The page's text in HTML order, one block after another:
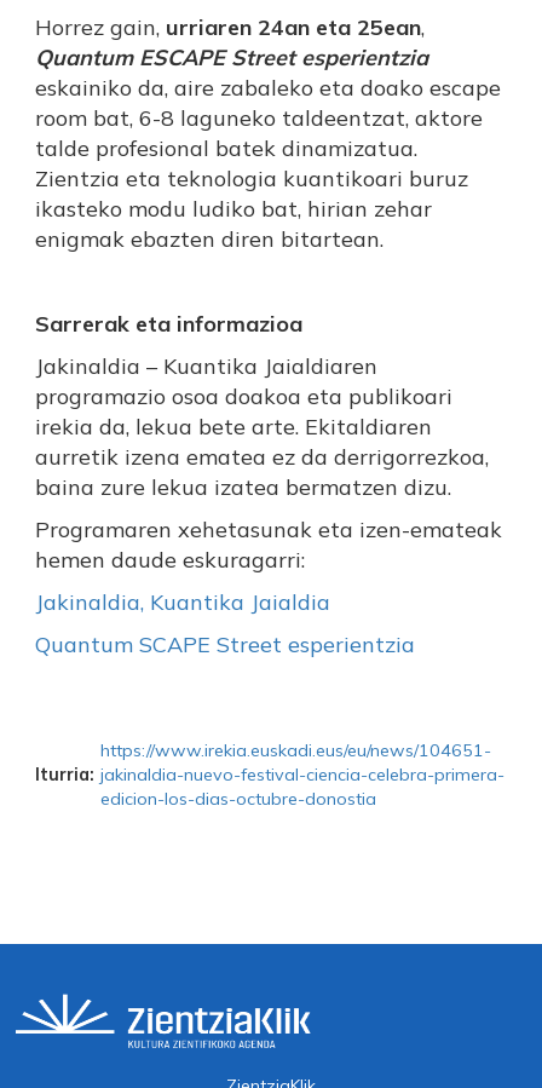
Horrez gain, urriaren 24an eta 25ean,
Quantum ESCAPE Street esperientzia
eskainiko da, aire zabaleko eta doako escape
room bat, 6-8 laguneko taldeentzat, aktore
talde profesional batek dinamizatua.
Zientzia eta teknologia kuantikoari buruz
ikasteko modu ludiko bat, hirian zehar
enigmak ebazten diren bitartean.
Sarrerak eta informazioa
Jakinaldia – Kuantika Jaialdiaren
programazio osoa doakoa eta publikoari
irekia da, lekua bete arte. Ekitaldiaren
aurretik izena ematea ez da derrigorrezkoa,
baina zure lekua izatea bermatzen dizu.
Programaren xehetasunak eta izen-emateak
hemen daude eskuragarri:
Jakinaldia, Kuantika Jaialdia
Quantum SCAPE Street esperientzia
Iturria:
https://www.irekia.euskadi.eus/eu/news/104651-
jakinaldia-nuevo-festival-ciencia-celebra-primera-
edicion-los-dias-octubre-donostia